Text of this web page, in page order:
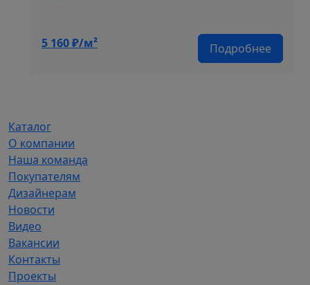
Подробнее
5 160₽/м²
Каталог
О компании
Наша команда
Покупателям
Дизайнерам
Новости
Видео
Вакансии
Контакты
Проекты